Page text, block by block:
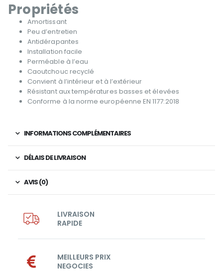
Propriétés
Amortissant
Peu d’entretien
Antidérapantes
Installation facile
Perméable à l’eau
Caoutchouc recyclé
Convient à l’intérieur et à l’extérieur
Résistant aux températures basses et élevées
Conforme à la norme européenne EN 1177:2018
INFORMATIONS COMPLÉMENTAIRES
DÉLAIS DE LIVRAISON
AVIS (0)
LIVRAISON
RAPIDE
MEILLEURS PRIX
NEGOCIES